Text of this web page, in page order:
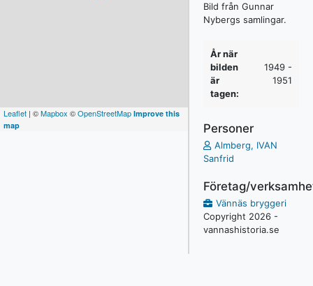
Leaflet | ©Mapbox ©OpenStreetMap Improve this
map
Bild från Gunnar
Nybergs samlingar.
År när
bilden
är
tagen:
1949 -
1951
Personer
Almberg, IVAN
Sanfrid
Företag/
Vännäs bryggeri
Copyright 2026 -
vannashistoria.se